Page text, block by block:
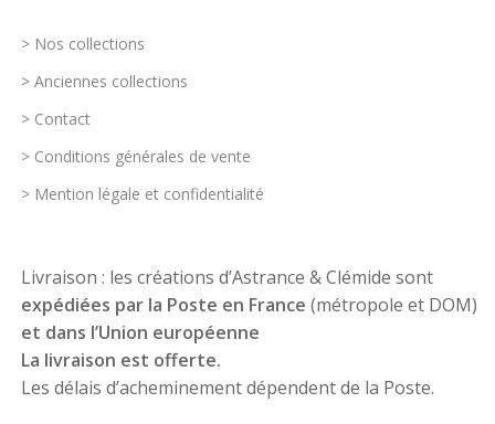
> Nos collections
> Anciennes collections
> Contact
> Conditions générales de vente
> Mention légale et confidentialité
Livraison : les créations d’Astrance & Clémide sont
expédiées par la Poste en France (métropole et DOM)
et dans l’Union européenne
La livraison est offerte.
Les délais d’acheminement dépendent de la Poste.